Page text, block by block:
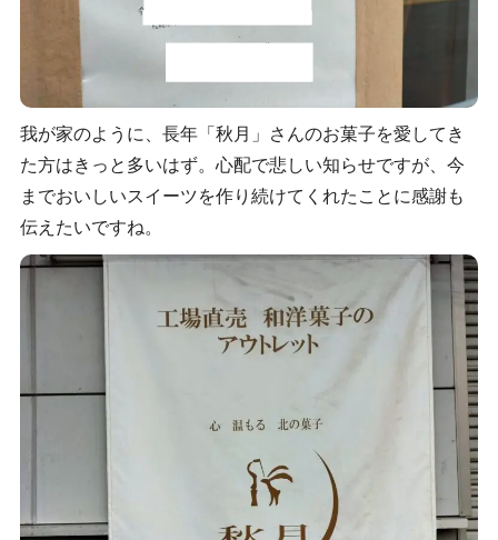
我が家のように、長年「秋月」さんのお菓子を愛してき
た方はきっと多いはず。心配で悲しい知らせですが、今
までおいしいスイーツを作り続けてくれたことに感謝も
伝えたいですね。